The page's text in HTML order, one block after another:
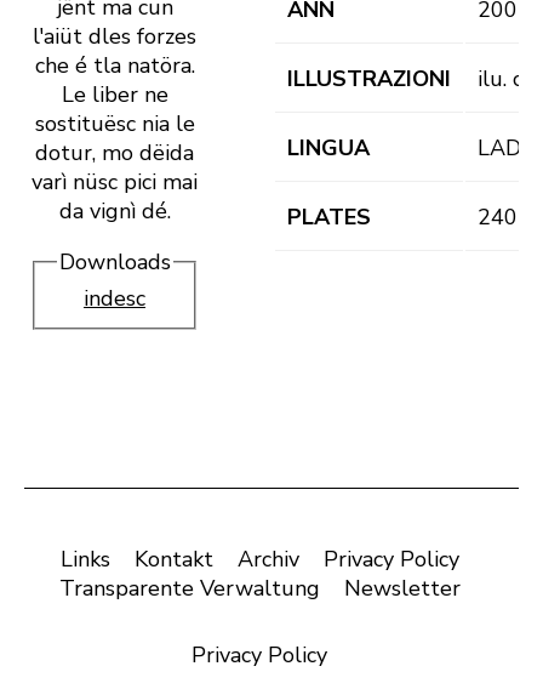
jënt ma cun
l'aiüt dles forzes
che é tla natöra.
Le liber ne
sostituësc nia le
dotur, mo dëida
varì nüsc pici mai
da vignì dé.
Downloads
indesc
ANN 2002
ILLUSTRAZIONI ilu.
LINGUA LAD
PLATES 240
Links Kontakt Archiv
Privacy Policy
Transparente Verwaltung
Newsletter
Privacy Policy